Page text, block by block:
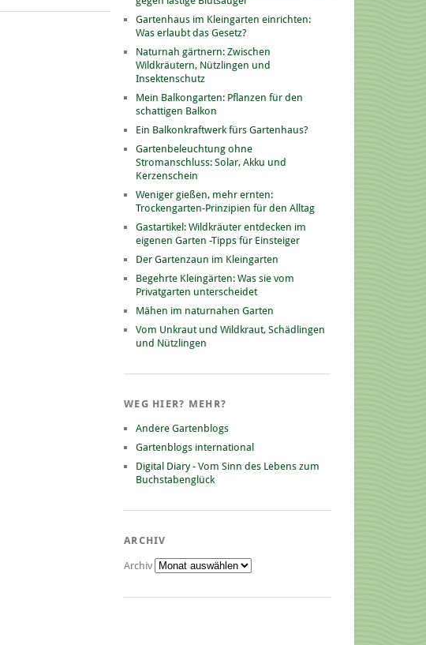
Gartenhaus im Kleingarten einrichten:
Was erlaubt das Gesetz?
Naturnah gärtnern: Zwischen
Wildkräutern, Nützlingen und
Insektenschutz
Mein Balkongarten: Pflanzen für den
schattigen Balkon
Ein Balkonkraftwerk fürs Gartenhaus?
Gartenbeleuchtung ohne
Stromanschluss: Solar, Akku und
Kerzenschein
Weniger gießen, mehr ernten:
Trockengarten-Prinzipien für den Alltag
Gastartikel: Wildkräuter entdecken im
eigenen Garten -Tipps für Einsteiger
Der Gartenzaun im Kleingarten
Begehrte Kleingärten: Was sie vom
Privatgarten unterscheidet
Mähen im naturnahen Garten
Vom Unkraut und Wildkraut, Schädlingen
und Nützlingen
WEG HIER? MEHR?
Andere Gartenblogs
Gartenblogs international
Digital Diary - Vom Sinn des Lebens zum
Buchstabenglück
ARCHIV
Archiv